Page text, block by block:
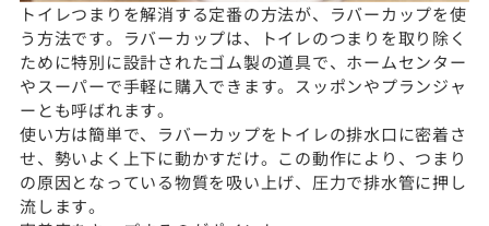
トイレつまりを解消する定番の方法が、ラバーカップを使
う方法です。ラバーカップは、トイレのつまりを取り除く
ために特別に設計されたゴム製の道具で、ホームセンター
やスーパーで手軽に購入できます。スッポンやプランジャ
ーとも呼ばれます。
使い方は簡単で、ラバーカップをトイレの排水口に密着さ
せ、勢いよく上下に動かすだけ。この動作により、つまり
の原因となっている物質を吸い上げ、圧力で排水管に押し
流します。